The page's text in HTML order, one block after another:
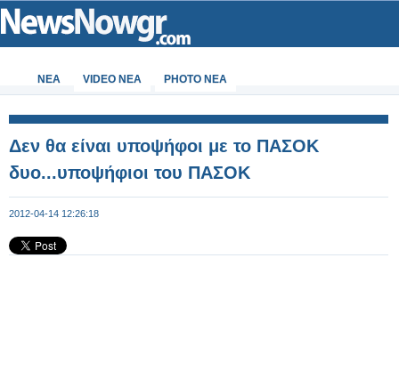
ΝΕΑ VIDEO NEA PHOTO NEA
Δεν θα είναι υποψήφοι με το ΠΑΣΟΚ
δυο...υποψήφιοι του ΠΑΣΟΚ
2012-04-14 12:26:18